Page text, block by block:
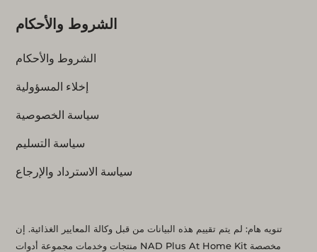
تنويه هام: لم يتم تقييم هذه البيانات من قبل وكالة المعايير الغذائية. إن
منتجات وخدمات مجموعة أدوات NAD Plus At Home Kit مخصصة
الشروط والأحكام
الشروط والأحكام
إخلاء المسؤولية
سياسة الخصوصية
سياسة التسليم
سياسة الاسترداد والإرجاع